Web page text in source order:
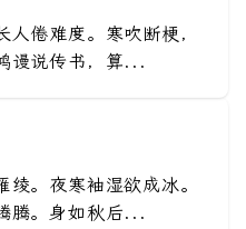
倦难度。寒吹断梗，
谩说传书，算...
。夜寒袖湿欲成冰。
腾。身如秋后...